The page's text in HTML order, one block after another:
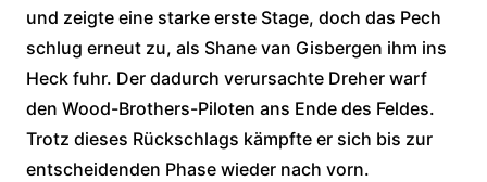
und zeigte eine starke erste Stage, doch das Pech
schlug erneut zu, als Shane van Gisbergen ihm ins
Heck fuhr. Der dadurch verursachte Dreher warf
den Wood-Brothers-Piloten ans Ende des Feldes.
Trotz dieses Rückschlags kämpfte er sich bis zur
entscheidenden Phase wieder nach vorn.